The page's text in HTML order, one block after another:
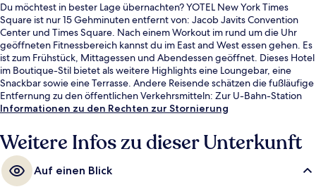
Du möchtest in bester Lage übernachten? YOTEL New York Times
Square ist nur 15 Gehminuten entfernt von: Jacob Javits Convention
Center und Times Square. Nach einem Workout im rund um die Uhr
geöffneten Fitnessbereich kannst du im East and West essen gehen. Es
ist zum Frühstück, Mittagessen und Abendessen geöffnet. Dieses Hotel
im Boutique-Stil bietet als weitere Highlights eine Loungebar, eine
Snackbar sowie eine Terrasse. Andere Reisende schätzen die fußläufige
Entfernung zu den öffentlichen Verkehrsmitteln: Zur U-Bahn-Station
42nd St. - Port Authority Bus Terminal sind es 7 und zur U-Bahn-Station
Informationen zu den Rechten zur Stornierung
Weitere Infos zu dieser Unterkunft
Auf einen Blick